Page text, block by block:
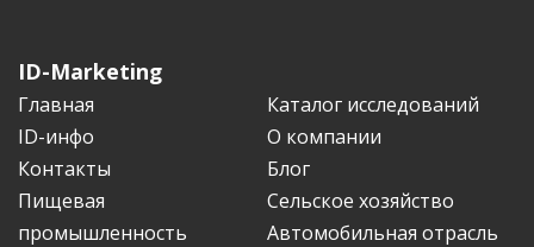
ID-Marketing
Главная
Каталог исследований
ID-инфо
О компании
Контакты
Блог
Пищевая
промышленность
Сельское хозяйство
Автомобильная отрасль